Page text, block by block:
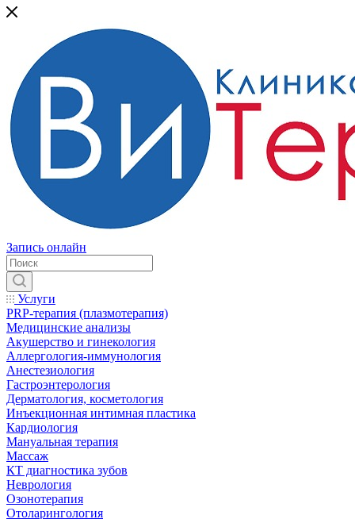
Запись онлайн
Услуги
PRP-терапия (плазмотерапия)
Медицинские анализы
Акушерство и гинекология
Аллергология-иммунология
Анестезиология
Гастроэнтерология
Дерматология, косметология
Инъекционная интимная пластика
Кардиология
Мануальная терапия
Массаж
КТ диагностика зубов
Неврология
Озонотерапия
Отоларингология